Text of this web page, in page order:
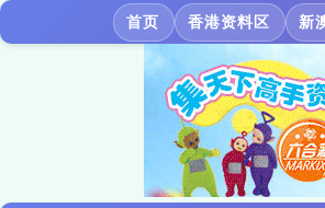
首页 香港资料区 新